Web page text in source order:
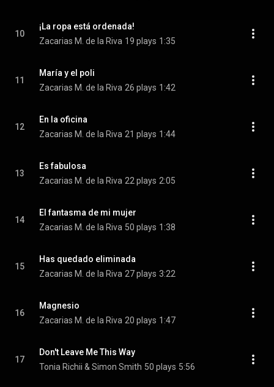
10
¡La ropa está ordenada!
Zacarias M. de la Riva 19 plays 1:35
11
María y el poli
Zacarias M. de la Riva 26 plays 1:42
12
En la oficina
Zacarias M. de la Riva 21 plays 1:44
13
Es fabulosa
Zacarias M. de la Riva 22 plays 2:05
14
El fantasma de mi mujer
Zacarias M. de la Riva 50 plays 1:38
15
Has quedado eliminada
Zacarias M. de la Riva 27 plays 3:22
16
Magnesio
Zacarias M. de la Riva 20 plays 1:47
17
Don't Leave Me This Way
Tonia Richii & Simon Smith 50 plays 5:56